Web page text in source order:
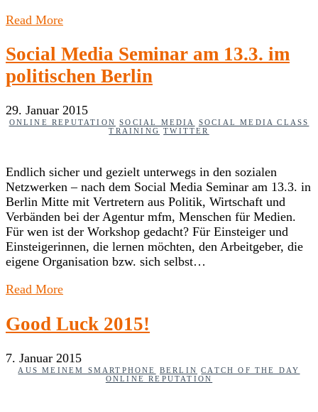
Read More
Social Media Seminar am 13.3. im
politischen Berlin
29. Januar 2015
ONLINE REPUTATION SOCIAL MEDIA
SOCIAL MEDIA CLASS
TRAINING
TWITTER
Endlich sicher und gezielt unterwegs in den sozialen
Netzwerken – nach dem Social Media Seminar am 13.3. in
Berlin Mitte mit Vertretern aus Politik, Wirtschaft und
Verbänden bei der Agentur mfm, Menschen für Medien.
Für wen ist der Workshop gedacht? Für Einsteiger und
Einsteigerinnen, die lernen möchten, den Arbeitgeber, die
eigene Organisation bzw. sich selbst…
Read More
Good Luck 2015!
7. Januar 2015
AUS MEINEM SMARTPHONE BERLIN
CATCH OF THE DAY
ONLINE REPUTATION